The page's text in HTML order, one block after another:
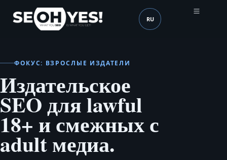
SEOH Язык (mobile header)
RU
ФОКУС: ВЗРОСЛЫЕ ИЗДАТЕЛИ
Издательское
SEO для lawful
18+ и смежных с
adult медиа.